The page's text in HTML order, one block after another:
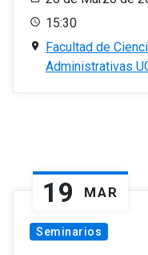
15:30
Facultad de
Administrativas
19 MAR
Seminarios